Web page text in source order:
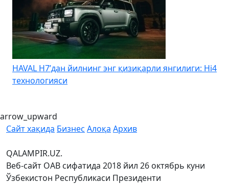
HAVAL H7’дан йилнинг энг қизиқарли янгилиги: Hi4
технологияси
arrow_upward
Сайт хақида Бизнес Алоқа Архив
QALAMPIR.UZ.
Веб-сайт ОАВ сифатида 2018 йил 26 октябрь куни
Ўзбекистон Республикаси Президенти